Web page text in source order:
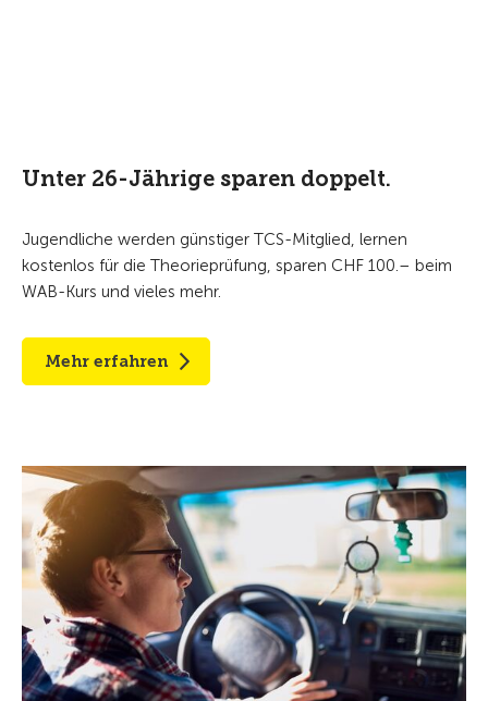
Unter 26-Jährige sparen doppelt.
Jugendliche werden günstiger TCS-Mitglied, lernen
kostenlos für die Theorieprüfung, sparen CHF 100.– beim
WAB-Kurs und vieles mehr.
Mehr erfahren